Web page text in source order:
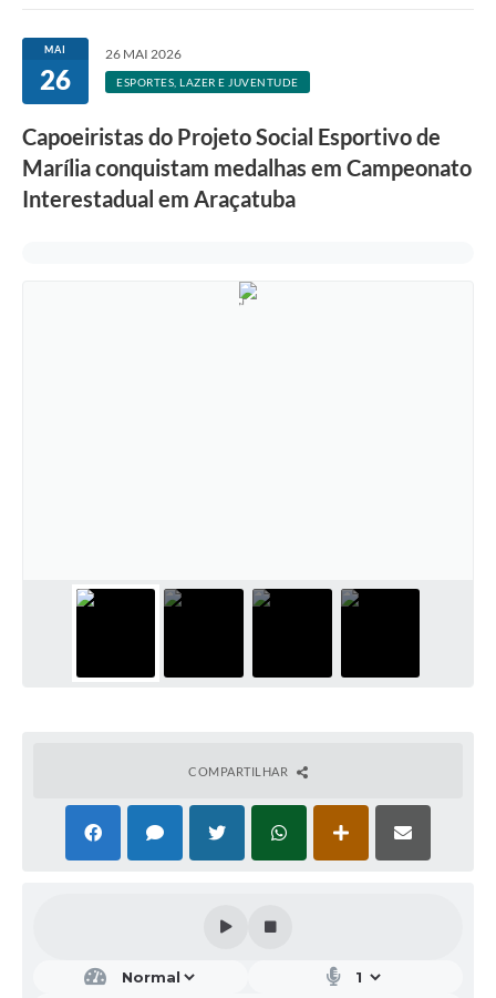
MAI
26
26 MAI 2026
ESPORTES, LAZER E JUVENTUDE
Capoeiristas do Projeto Social Esportivo de
Marília conquistam medalhas em Campeonato
Interestadual em Araçatuba
COMPARTILHAR